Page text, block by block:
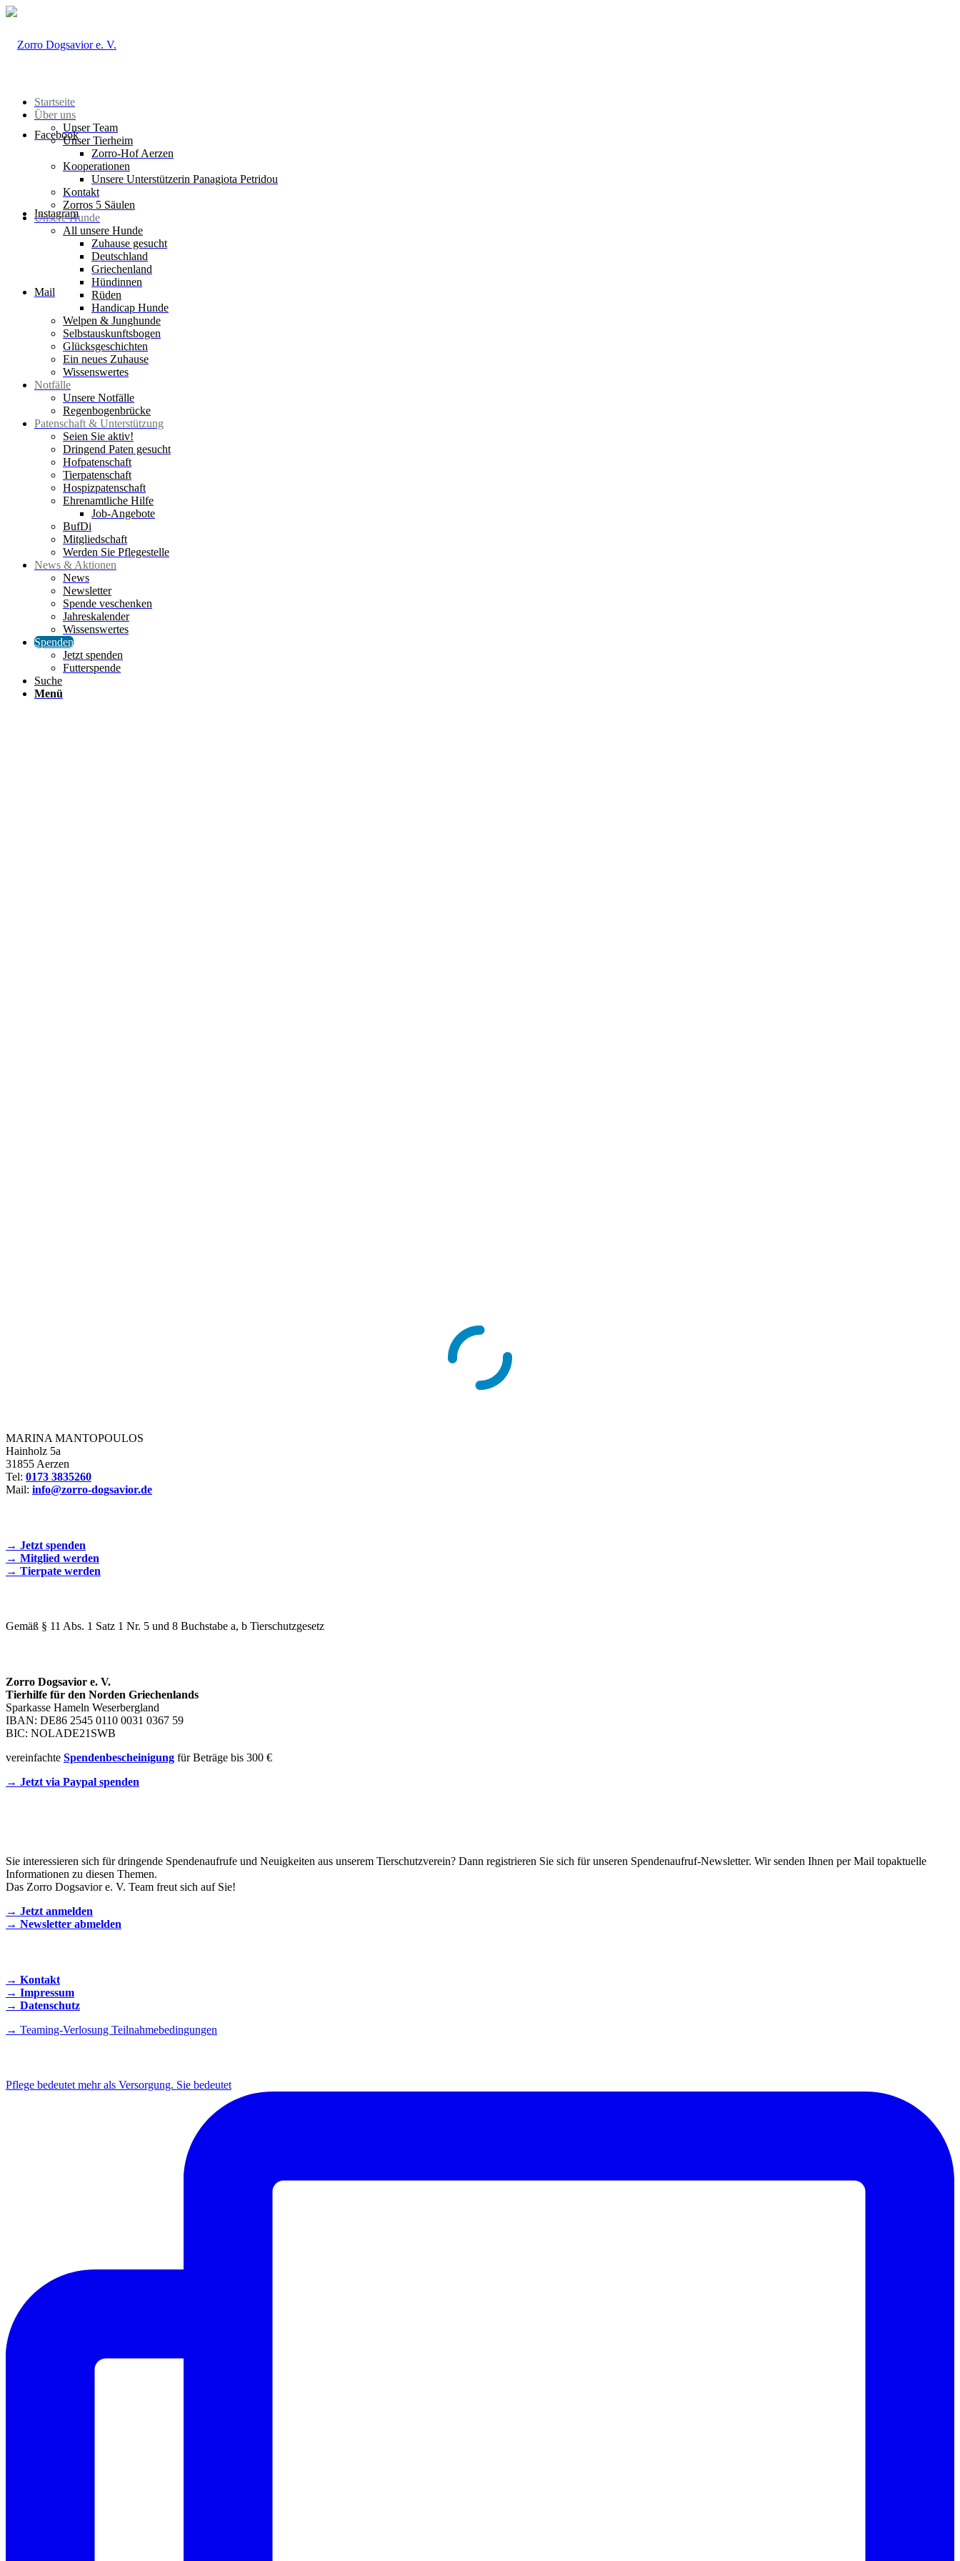
Facebook
Instagram
Mail
Startseite
Über uns
Unser Team
Unser Tierheim
Zorro-Hof Aerzen
Kooperationen
Unsere Unterstützerin Panagiota Petridou
Kontakt
Zorros 5 Säulen
Unsere Hunde
All unsere Hunde
Zuhause gesucht
Deutschland
Griechenland
Hündinnen
Rüden
Handicap Hunde
Welpen & Junghunde
Selbstauskunftsbogen
Glücksgeschichten
Ein neues Zuhause
Wissenswertes
Notfälle
Unsere Notfälle
Regenbogenbrücke
Patenschaft & Unterstützung
Seien Sie aktiv!
Dringend Paten gesucht
Hofpatenschaft
Tierpatenschaft
Hospizpatenschaft
Ehrenamtliche Hilfe
Job-Angebote
BufDi
Mitgliedschaft
Werden Sie Pflegestelle
News & Aktionen
News
Newsletter
Spende veschenken
Jahreskalender
Wissenswertes
Spenden
Jetzt spenden
Futterspende
Suche
Menü
MARINA MANTOPOULOS
Hainholz 5a
31855 Aerzen
Tel: 0173 3835260
Mail: info@zorro-dogsavior.de
→ Jetzt spenden
→ Mitglied werden
→ Tierpate werden
Gemäß § 11 Abs. 1 Satz 1 Nr. 5 und 8 Buchstabe a, b Tierschutzgesetz
Zorro Dogsavior e. V.
Tierhilfe für den Norden Griechenlands
Sparkasse Hameln Weserbergland
IBAN: DE86 2545 0110 0031 0367 59
BIC: NOLADE21SWB
vereinfachte Spendenbescheinigung für Beträge bis 300 €
→ Jetzt via Paypal spenden
Sie interessieren sich für dringende Spendenaufrufe und Neuigkeiten aus unserem Tierschutzverein? Dann registrieren Sie sich für unseren Spendenaufruf-Newsletter. Wir senden Ihnen per Mail topaktuelle
Informationen zu diesen Themen.
Das Zorro Dogsavior e. V. Team freut sich auf Sie!
→ Jetzt anmelden
→ Newsletter abmelden
→ Kontakt
→ Impressum
→ Datenschutz
→ Teaming-Verlosung Teilnahmebedingungen
Pflege bedeutet mehr als Versorgung. Sie bedeutet